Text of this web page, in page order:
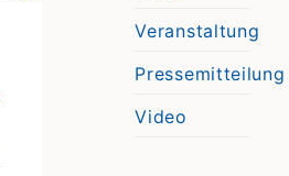
Veranstaltung
Pressemitteilung
Video